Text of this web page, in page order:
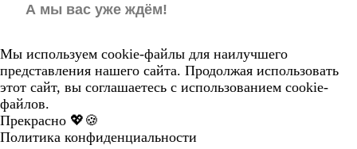
А мы вас уже ждём!
Мы используем cookie-файлы для наилучшего
представления нашего сайта. Продолжая использовать
этот сайт, вы соглашаетесь с использованием cookie-
файлов.
Прекрасно 💖🍪
Политика конфиденциальности